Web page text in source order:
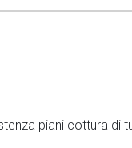
piani cottura di